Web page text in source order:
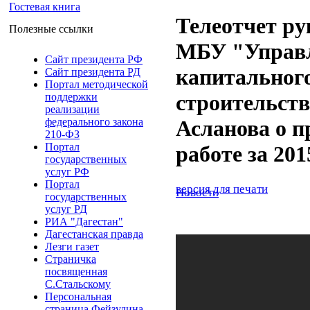
Гостевая книга
Полезные ссылки
Сайт президента РФ
Сайт президента РД
Портал методической
поддержки
реализации
федерального закона
210-ФЗ
Портал
государственных
услуг РФ
Портал
государственных
услуг РД
РИА "Дагестан"
Дагестанская правда
Лезги газет
Страничка
посвященная
С.Стальскому
Персональная
Телеотчет
МБУ
Асланова о
работе за
версия для печати
Новости